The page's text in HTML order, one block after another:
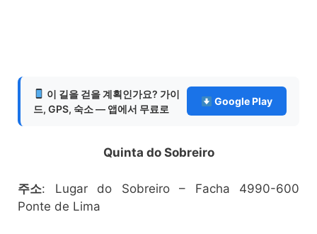
이 길을 걷을 계획인가요? 가이
드, GPS, 숙소 — 앱에서 무료로
Google Play
Quinta do Sobreiro
주소: Lugar do Sobreiro – Facha 4990-600
Ponte de Lima